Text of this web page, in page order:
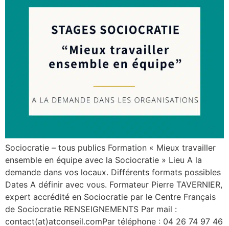
Sociocratie – tous publics Formation « Mieux travailler
ensemble en équipe avec la Sociocratie » Lieu A la
demande dans vos locaux. Différents formats possibles
Dates A définir avec vous. Formateur Pierre TAVERNIER,
expert accrédité en Sociocratie par le Centre Français
de Sociocratie RENSEIGNEMENTS Par mail :
contact(at)atconseil.comPar téléphone : 04 26 74 97 46